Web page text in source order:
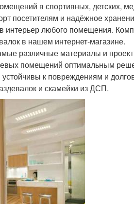
в спортивных, детских,
посетителям и надёжное
интерьер любого помещения.
в нашем интернет-магазине.
различные материалы и
помещений оптимальным
к повреждениям и
и скамейки из ДСП.